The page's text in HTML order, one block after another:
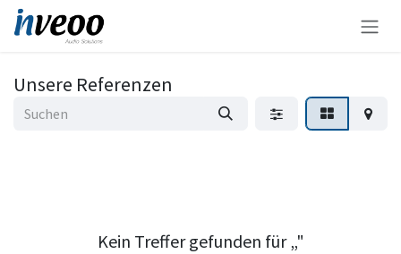
Zum Inhalt springen
Unsere Referenzen
Kein Treffer gefunden für „"